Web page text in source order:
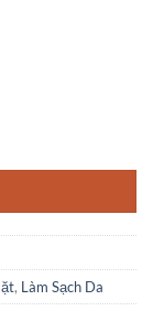
, Làm Sạch Da